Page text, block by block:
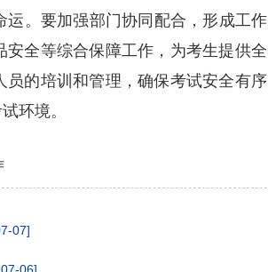
。要加强部门协同配合，形成工作
全等综合保障工作，为考生提供全
的培训和管理，确保考试安全有序
环境。
07]